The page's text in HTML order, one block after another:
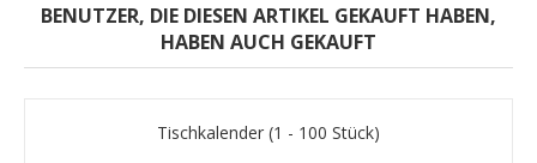
BENUTZER, DIE DIESEN ARTIKEL GEKAUFT HABEN,
HABEN AUCH GEKAUFT
Tischkalender (1 - 100 Stück)